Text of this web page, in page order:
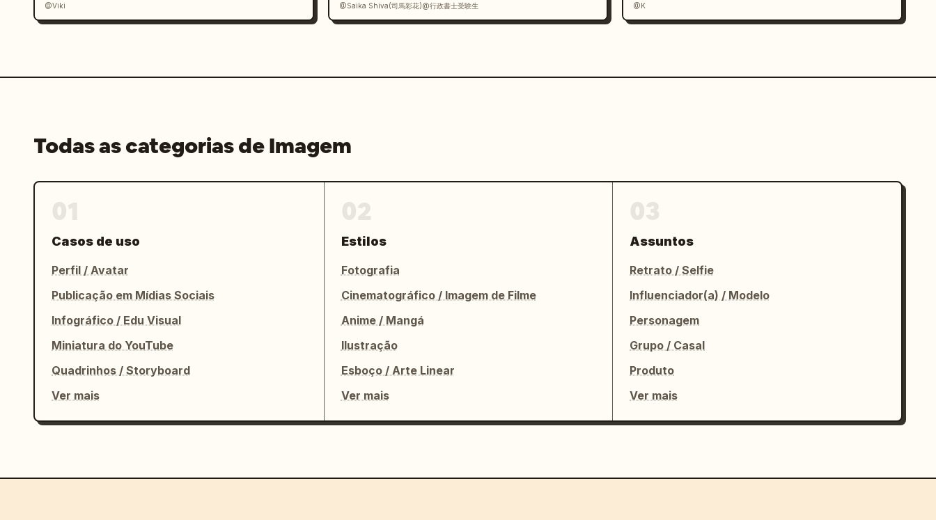
@Viki @Saika Shiva(司馬彩花)@行政書士受験生 @K
Todas as categorias de Imagem
Casos de uso
Perfil / Avatar
Publicação em Mídias Sociais
Infográfico / Edu Visual
Miniatura do YouTube
Quadrinhos / Storyboard
Ver mais
Estilos
Fotografia
Cinematográfico / Imagem de Filme
Anime / Mangá
Ilustração
Esboço / Arte Linear
Ver mais
Assuntos
Retrato / Selfie
Influenciador(a) / Modelo
Personagem
Grupo / Casal
Produto
Ver mais